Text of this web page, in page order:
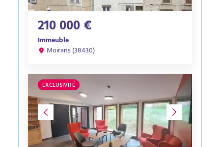
210 000 €
Immeuble
Moirans (38430)
EXCLUSIVITÉ